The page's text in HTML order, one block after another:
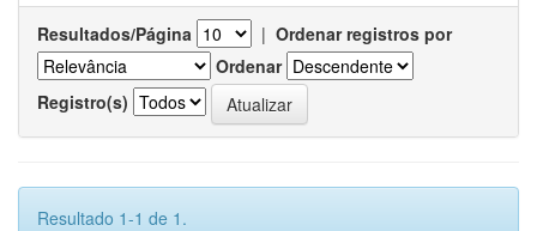
Resultados/Página | Ordenar registros por
Ordenar
Registro(s)
Resultado 1-1 de 1.